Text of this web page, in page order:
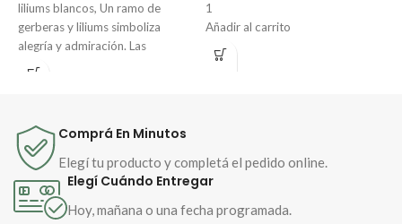
liliums blancos, Un ramo de
gerberas y liliums simboliza
alegría y admiración. Las
gerberas, con sus colores
elegancia y fragancia, expresan
amor, gratitud y renovación
espiritual. Juntas, forman un
mensaje de luz, aprecio y
esperanza.
1
Añadir al carrito
Ramo de 6 gerberas multicolor Y
2 liliums, Un ramo de gerberas y
sentimientos. Los liliums, con su
elegancia y fragancia, expresan
espiritual. Juntas, forman un
Comprá En Minutos
Elegí tu producto y completá el pedido online.
Elegí Cuándo Entregar
Hoy, mañana o una fecha programada.